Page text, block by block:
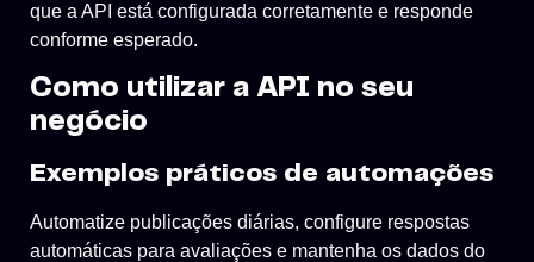
que a API está configurada corretamente e responde
conforme esperado.
Como utilizar a API no seu
negócio
Exemplos práticos de automações
Automatize publicações diárias, configure respostas
automáticas para avaliações e mantenha os dados do